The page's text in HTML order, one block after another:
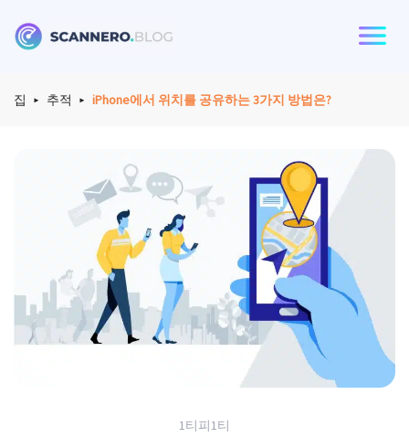
집 추적 iPhone에서 위치를 공유하는 3가지 방법은?
1티피1티